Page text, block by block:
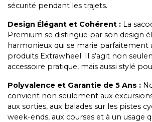
sécurité pendant les trajets.
Design Élégant et Cohérent : La
Premium se distingue par son design
harmonieux qui se marie parfaitement
produits Extrawheel. Il s’agit non
accessoire pratique, mais aussi stylé
Polyvalence et Garantie de 5 Ans :
convient non seulement aux
aux sorties, aux balades sur les pistes
week-ends, aux courses et à un usage